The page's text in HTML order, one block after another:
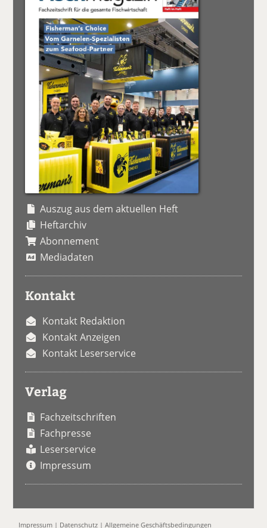
Auszug aus dem aktuellen Heft
Heftarchiv
Abonnement
Mediadaten
Kontakt
Kontakt Redaktion
Kontakt Anzeigen
Kontakt Leserservice
Verlag
Fachzeitschriften
Fachpresse
Leserservice
Impressum
Impressum | Datenschutz |Allgemeine Geschäftsbedingungen